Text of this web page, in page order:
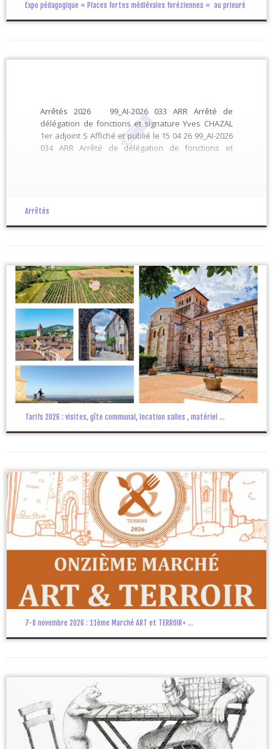
Expo pédagogique « Places fortes médiévales foréziennes « au prieuré
Arrêtés 2026 99_AI-2026 033 ARR Arrêté de
délégation de fonctions et signature Yves CHAZAL
1er adjoint S Affiché et publié le 15 04 26 99_AI-2026
034 ARR Arrêté de délégation de fonctions et
Arrêtés
Tarifs 2026 : visites, gîte communal, location salles , matériel ...
7-8 novembre 2026 : 11ème Marché ART et TERROIR+ ...